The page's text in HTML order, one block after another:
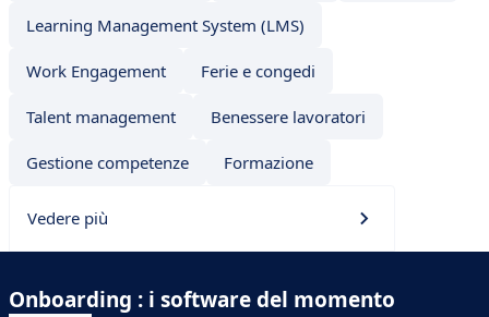
Learning Management System (LMS)
Work Engagement Ferie e congedi
Talent management Benessere lavoratori
Gestione competenze Formazione
Vedere più
Onboarding : i software del momento